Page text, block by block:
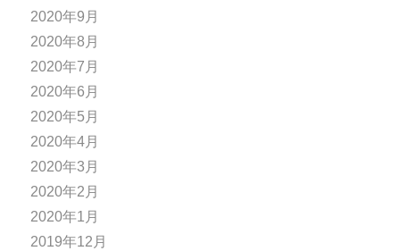
2020年9月
2020年8月
2020年7月
2020年6月
2020年5月
2020年4月
2020年3月
2020年2月
2020年1月
2019年12月